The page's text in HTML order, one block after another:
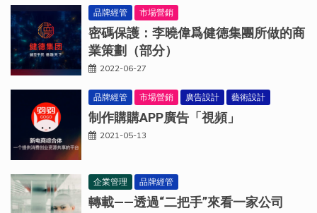
品牌經管 市場營銷
密碼保護：李曉偉爲健徳集團所做的商
業策劃（部分）
2022-06-27
品牌經管 市場營銷 廣告設計 藝術設計
制作購購APP廣告「視頻」
2021-05-13
企業管理 品牌經管
轉載——透過“二把手”來看一家公司